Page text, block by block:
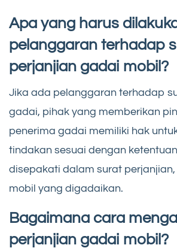
Apa yang harus
pelanggaran terhadap
perjanjian gadai mobil?
Jika ada pelanggaran terhadap
gadai, pihak yang memberikan
penerima gadai memiliki hak
tindakan sesuai dengan
disepakati dalam surat
mobil yang digadaikan.
Bagaimana cara
perjanjian gadai mobil?